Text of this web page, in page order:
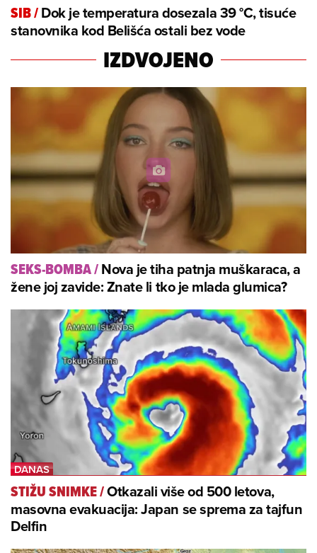
SIB/Dok je temperatura dosezala 39 °C, tisuće
stanovnika kod Belišća ostali bez vode
IZDVOJENO
SEKS-BOMBA/Nova je tiha patnja muškaraca, a
žene joj zavide: Znate li tko je mlada glumica?
STIŽU SNIMKE/Otkazali više od 500 letova,
masovna evakuacija: Japan se sprema za tajfun
Delfin